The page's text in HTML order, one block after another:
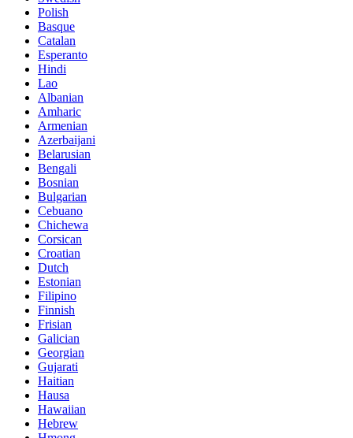
Polish
Basque
Catalan
Esperanto
Hindi
Lao
Albanian
Amharic
Armenian
Azerbaijani
Belarusian
Bengali
Bosnian
Bulgarian
Cebuano
Chichewa
Corsican
Croatian
Dutch
Estonian
Filipino
Finnish
Frisian
Galician
Georgian
Gujarati
Haitian
Hausa
Hawaiian
Hebrew